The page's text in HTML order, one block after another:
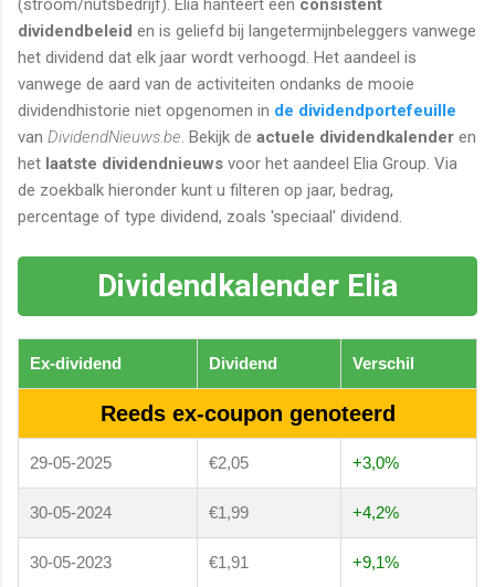
dividendbeleid en is geliefd bij langetermijnbeleggers vanwege
het dividend dat elk jaar wordt verhoogd. Het aandeel is
vanwege de aard van de activiteiten ondanks de mooie
dividendhistorie niet opgenomen in de dividendportefeuille
van DividendNieuws.be . Bekijk de actuele dividendkalender en
het laatste dividendnieuws voor het aandeel Elia Group. Via
de zoekbalk hieronder kunt u filteren op jaar, bedrag,
percentage of type dividend, zoals 'speciaal' dividend.
Dividendkalender Elia
Ex-dividend Dividend Verschil
Reeds ex-coupon genoteerd
29-05-2025 €2,05 +3,0%
30-05-2024 €1,99 +4,2%
30-05-2023 €1,91 +9,1%